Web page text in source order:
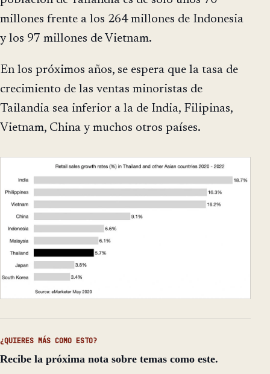
millones frente a los 264 millones de Indonesia
y los 97 millones de Vietnam.
En los próximos años, se espera que la tasa de
crecimiento de las ventas minoristas de
Tailandia sea inferior a la de India, Filipinas,
Vietnam, China y muchos otros países.
¿QUIERES MÁS COMO ESTO?
Recibe la próxima nota sobre temas como este.